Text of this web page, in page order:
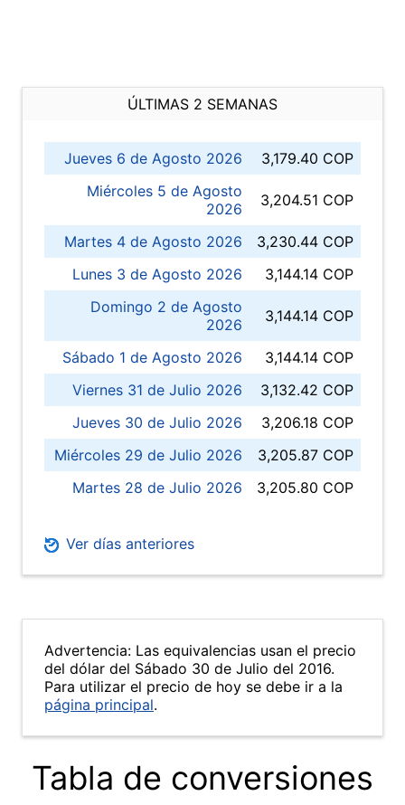
ÚLTIMAS 2 SEMANAS
Jueves 6 de Agosto 2026
3,179.40 COP
Miércoles 5 de Agosto
2026
3,204.51 COP
Martes 4 de Agosto 2026
3,230.44 COP
Lunes 3 de Agosto 2026
3,144.14 COP
Domingo 2 de Agosto
2026
3,144.14 COP
Sábado 1 de Agosto 2026
3,144.14 COP
Viernes 31 de Julio 2026
3,132.42 COP
Jueves 30 de Julio 2026
3,206.18 COP
Miércoles 29 de Julio 2026
3,205.87 COP
Martes 28 de Julio 2026
3,205.80 COP
Ver días anteriores
Advertencia: Las equivalencias usan el precio
del dólar del Sábado 30 de Julio del 2016.
Para utilizar el precio de hoy se debe ir a la
página principal.
Tabla de conversiones